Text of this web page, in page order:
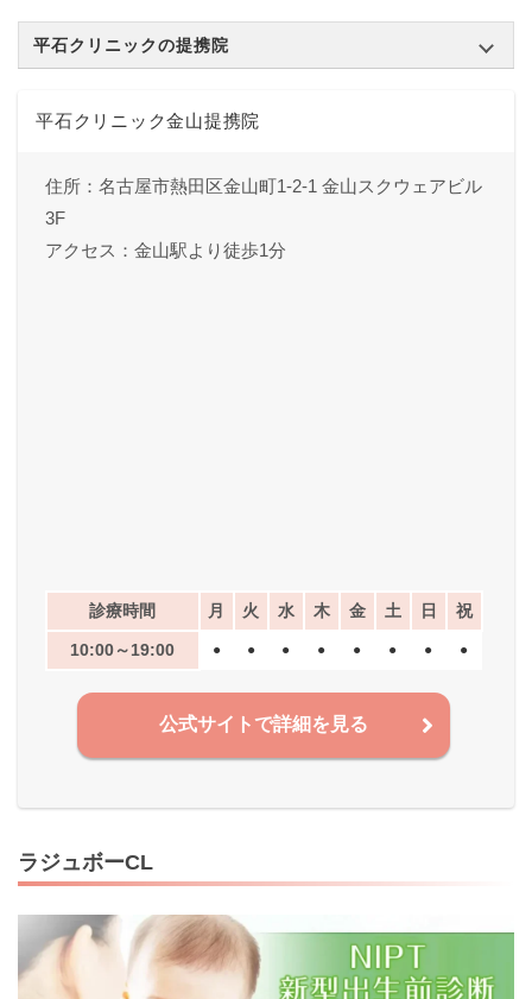
平石クリニックの提携院
平石クリニック金山提携院
住所：名古屋市熱田区金山町1-2-1 金山スクウェアビル
3F
アクセス：金山駅より徒歩1分
診療時間 月 火 水 木 金 土 日 祝
10:00～19:00 ● ● ● ● ● ● ● ●
公式サイトで詳細を見る
ラジュボーCL